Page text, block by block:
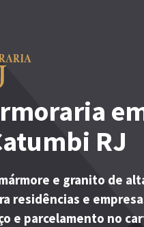
RJ
e granito de
residências e
e parcelamento no